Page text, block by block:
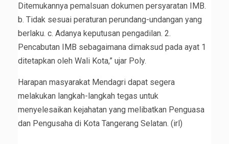
Ditemukannya pemalsuan dokumen persyaratan IMB.
b. Tidak sesuai peraturan perundang-undangan yang
berlaku. c. Adanya keputusan pengadilan. 2.
Pencabutan IMB sebagaimana dimaksud pada ayat 1
ditetapkan oleh Wali Kota,” ujar Poly.
Harapan masyarakat Mendagri dapat segera
melakukan langkah-langkah tegas untuk
menyelesaikan kejahatan yang melibatkan Penguasa
dan Pengusaha di Kota Tangerang Selatan. (irl)